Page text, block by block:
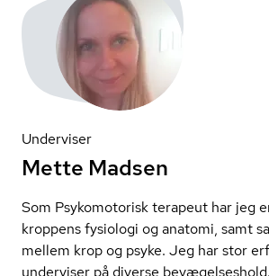
Underviser
Mette Madsen
Som Psykomotorisk terapeut har jeg
kroppens fysiologi og anatomi, samt
mellem krop og psyke. Jeg har stor
underviser på diverse